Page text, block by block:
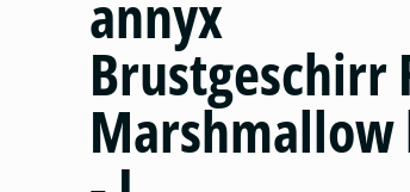
annyx
Brustgeschirr
Marshmallow